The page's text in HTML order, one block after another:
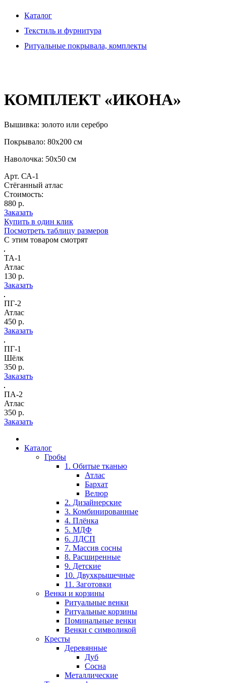
Каталог
Текстиль и фурнитура
Ритуальные покрывала, комплекты
КОМПЛЕКТ «ИКОНА»
Вышивка: золото или серебро
Покрывало: 80х200 см
Наволочка: 50х50 см
Арт. СА-1
Стёганный атлас
Стоимость:
880 р.
Заказать
Купить в один клик
Посмотреть таблицу размеров
С этим товаром смотрят
ТА-1
Атлас
130 р.
Заказать
ПГ-2
Атлас
450 р.
Заказать
ПГ-1
Шёлк
350 р.
Заказать
ПА-2
Атлас
350 р.
Заказать
Каталог
Гробы
1. Обитые тканью
Атлас
Бархат
Велюр
2. Дизайнерские
3. Комбинированные
4. Плёнка
5. МДФ
6. ЛДСП
7. Массив сосны
8. Расширенные
9. Детские
10. Двухкрышечные
11. Заготовки
Венки и корзины
Ритуальные венки
Ритуальные корзины
Поминальные венки
Венки с символикой
Кресты
Деревянные
Дуб
Сосна
Металлические